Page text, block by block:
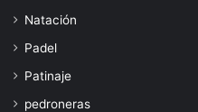
Natación
Padel
Patinaje
pedroneras